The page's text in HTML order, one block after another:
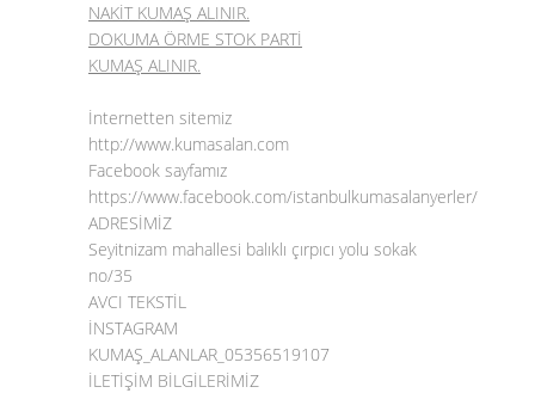
NAKİT KUMAŞ ALINIR.
DOKUMA ÖRME STOK PARTİ
KUMAŞ ALINIR.
İnternetten sitemiz
http://www.kumasalan.com
Facebook sayfamız
https://www.facebook.com/istanbulkumasalanyerler/
ADRESİMİZ
Seyitnizam mahallesi balıklı çırpıcı yolu sokak
no/35
AVCI TEKSTİL
İNSTAGRAM
KUMAŞ_ALANLAR_05356519107
İLETİŞİM BİLGİLERİMİZ